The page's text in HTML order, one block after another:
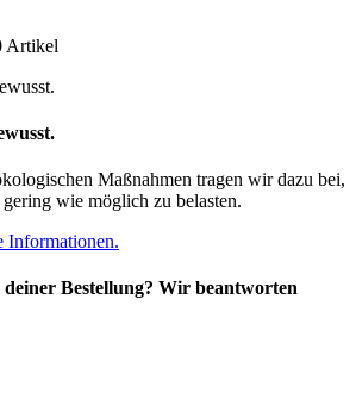
Artikel
Maßnahmen tragen wir dazu bei,
wie möglich zu belasten.
Informationen.
Bestellung? Wir beantworten